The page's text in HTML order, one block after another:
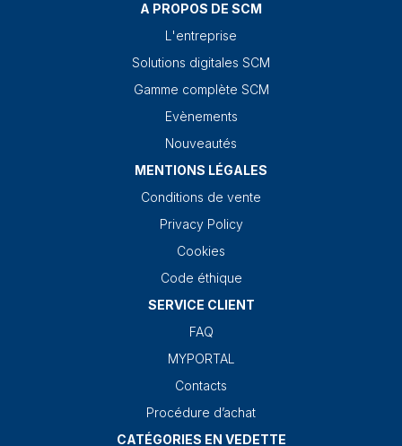
A PROPOS DE SCM
L'entreprise
Solutions digitales SCM
Gamme complète SCM
Evènements
Nouveautés
MENTIONS LÉGALES
Conditions de vente
Privacy Policy
Cookies
Code éthique
SERVICE CLIENT
FAQ
MYPORTAL
Contacts
Procédure d’achat
CATÉGORIES EN VEDETTE